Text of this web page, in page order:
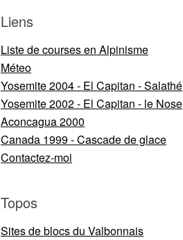
Liens
Liste de courses en Alpinisme
Méteo
Yosemite 2004 - El Capitan - Salathé
Yosemite 2002 - El Capitan - le Nose
Aconcagua 2000
Canada 1999 - Cascade de glace
Contactez-moi
Topos
Sites de blocs du Valbonnais